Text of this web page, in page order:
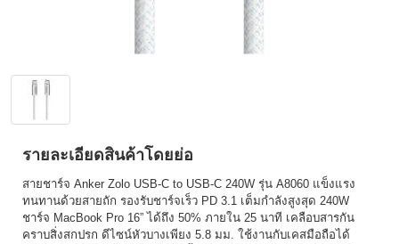
รายละเอียดสินค้าโดยย่อ
สายชาร์จ Anker Zolo USB-C to USB-C 240W รุ่น A8060 แข็งแรง
ทนทานด้วยสายถัก รองรับชาร์จเร็ว PD 3.1 เต็มกำลังสูงสุด 240W
ชาร์จ MacBook Pro 16” ได้ถึง 50% ภายใน 25 นาที เคลือบสารกัน
คราบสิ่งสกปรก ดีไซน์หัวบางเพียง 5.8 มม. ใช้งานกับเคสมือถือได้